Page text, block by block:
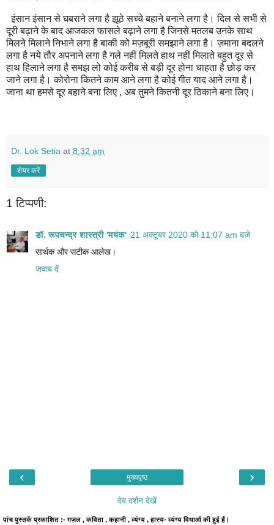
इंसान इंसान से घबराने लगा है झूठे सच्चे बहाने बनाने लगा है। दिल से सभी से
दूरी बढ़ाने के बाद आजकल फासले बढ़ाने लगा है जिनसे मतलब उनके साथ
मिलने मिलाने निभाने लगा है बाकी को मज़बूरी समझाने लगा है। ज़माना बदलने
लगा है नये तौर अपनाने लगा है गले नहीं मिलते हाथ नहीं मिलाते बहुत दूर से
हाथ हिलाने लगा है समझ लो कोई करीब से बड़ी दूर होना चाहता है छोड़ कर
जाने लगा है। कोरोना कितने काम आने लगा है कोई गीत याद आने लगा है।
जाना था हमसे दूर बहाने बना लिए , अब तुमने कितनी दूर ठिकाने बना लिए।
Dr. Lok Setia at 8:32 am
शेयर करें
1 टिप्पणी:
डॉ. रूपचन्द्र शास्त्री 'मयंक' 21 अक्टूबर 2020 को 11:07 am बजे
सार्थक और सटीक आलेख।
जवाब दें
‹ ›
मुख्यपृष्ठ
वेब वर्शन देखें
पांच पुस्तकें प्रकाशित :- ग़ज़ल , कविता , कहानी , व्यंग्य , हास्य- व्यंग्य विधाओं की हुई हैं।